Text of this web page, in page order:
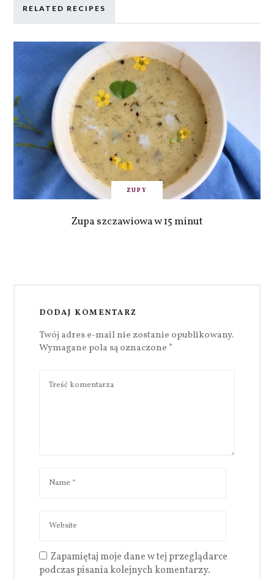
RELATED RECIPES
ZUPY
Zupa szczawiowa w 15 minut
DODAJ KOMENTARZ
Twój adres e-mail nie zostanie opublikowany.
Wymagane pola są oznaczone *
Zapamiętaj moje dane w tej przeglądarce
podczas pisania kolejnych komentarzy.